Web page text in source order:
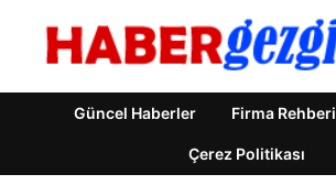
Güncel Haberler Firma Rehberi
Çerez Politikası